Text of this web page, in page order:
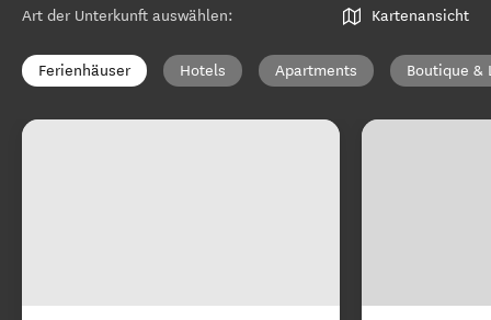
Art der Unterkunft auswählen: Kartenansicht
Ferienhäuser Hotels Apartments Boutique &